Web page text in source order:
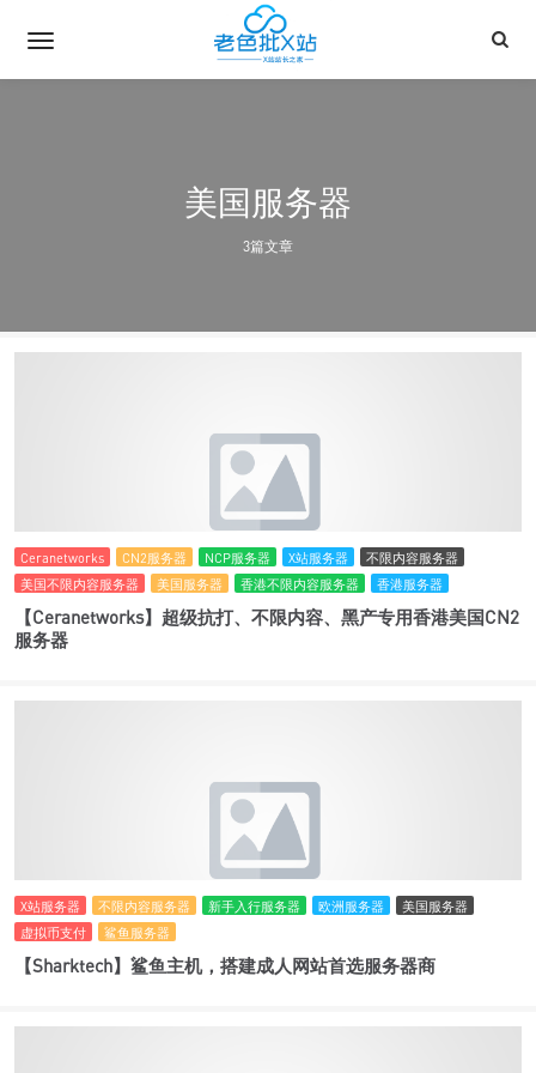
美国服务器
3篇文章
Ceranetworks CN2服务器 NCP服务器 X站服务器
不限内容服务器
美国不限内容服务器
美国服务器 香港不限内容服务器 香港服务器
【Ceranetworks】超级抗打、不限内容、黑产专用香港美国CN2
服务器
X站服务器 不限内容服务器 新手入行服务器 欧洲服务器
美国服务器
虚拟币支付
鲨鱼服务器
【Sharktech】鲨鱼主机，搭建成人网站首选服务器商